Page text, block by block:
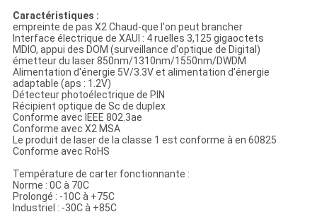
POLITIQUE
DE
CONFIDENTIALITÉ
Caractéristiques :
empreinte de pas X2 Chaud-que l'on peut brancher
Interface électrique de XAUI : 4 ruelles 3,125 gigaoctets
MDIO, appui des DOM (surveillance d'optique de Digital)
émetteur du laser 850nm/1310nm/1550nm/DWDM
Alimentation d'énergie 5V/3.3V et alimentation d'énergie
adaptable (aps : 1.2V)
Détecteur photoélectrique de PIN
Récipient optique de Sc de duplex
Conforme avec IEEE 802.3ae
Conforme avec X2 MSA
Le produit de laser de la classe 1 est conforme à en 60825
Conforme avec RoHS
Température de carter fonctionnante :
Norme : 0C à 70C
Prolongé : -10C à +75C
Industriel : -30C à +85C